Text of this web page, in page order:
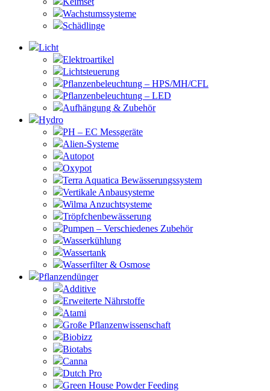
Wachstumssysteme
Schädlinge
Licht
Elektroartikel
Lichtsteuerung
Pflanzenbeleuchtung – HPS/MH/CFL
Pflanzenbeleuchtung – LED
Aufhängung & Zubehör
Hydro
PH – EC Messgeräte
Alien-Systeme
Autopot
Oxypot
Terra Aquatica Bewässerungssystem
Vertikale Anbausysteme
Wilma Anzuchtsysteme
Tröpfchenbewässerung
Pumpen – Verschiedenes Zubehör
Wasserkühlung
Wassertank
Wasserfilter & Osmose
Pflanzendünger
Additive
Erweiterte Nährstoffe
Atami
Große Pflanzenwissenschaft
Biobizz
Biotabs
Canna
Dutch Pro
Green House Powder Feeding